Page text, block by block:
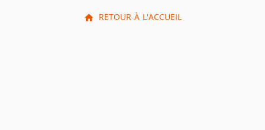
RETOUR À L'ACCUEIL